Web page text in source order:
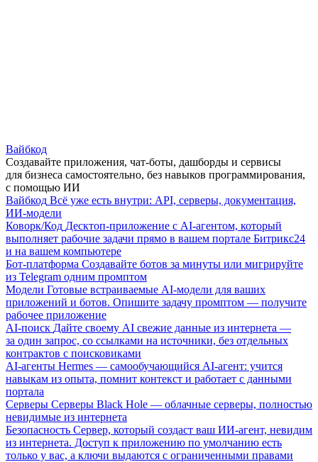
Вайбкод
Создавайте приложения, чат-боты, дашборды и сервисы
для бизнеса самостоятельно, без навыков программирования,
с помощью ИИ
Вайбкод Всё уже есть внутри: API, серверы, документация,
ИИ-модели
Коворк/Код Десктоп-приложение с AI-агентом, который
выполняет рабочие задачи прямо в вашем портале Битрикс24
и на вашем компьютере
Бот-платформа Создавайте ботов за минуты или мигрируйте
из Telegram одним промптом
Модели Готовые встраиваемые AI-модели для ваших
приложений и ботов. Опишите задачу промптом — получите
рабочее приложение
AI-поиск Дайте своему AI свежие данные из интернета —
за один запрос, со ссылками на источники, без отдельных
контрактов с поисковиками
AI-агенты Hermes — самообучающийся AI-агент: учится
навыкам из опыта, помнит контекст и работает с данными
портала
Серверы Серверы Black Hole — облачные серверы, полностью
невидимые из интернета
Безопасность Сервер, который создаст ваш ИИ-агент, невидим
из интернета. Доступ к приложению по умолчанию есть
только у вас, а ключи выдаются с ограниченными правами